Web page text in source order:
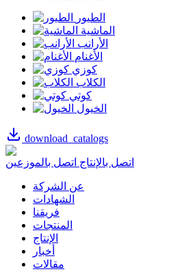
الطيور
الماشية
الأرانب
الأغنام
كوزي
الكلاب
كوتي
الخيول
download_catalogs
اتصل بالإنتاج اتصل بالموزعين
عن الشركة
الشهادات
فريقنا
المنتجات
الإنتاج
أخبار
مقالات